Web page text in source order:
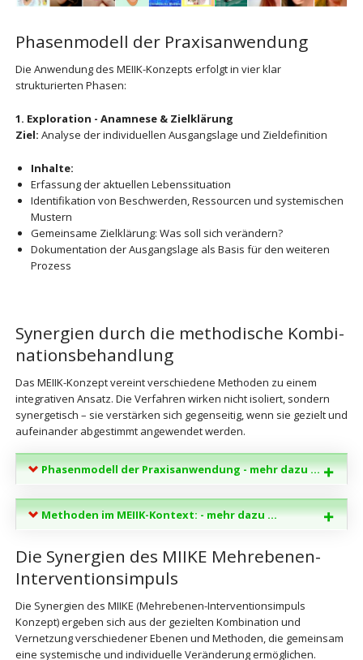
Phasenmodell der Praxisanwendung
Die Anwendung des MEIIK-Konzepts erfolgt in vier klar
strukturierten Phasen:
1. Exploration - Anamnese & Zielklärung
Ziel: Analyse der individuellen Ausgangslage und Zieldefinition
Inhalte:
Erfassung der aktuellen Lebenssituation
Identifikation von Beschwerden, Ressourcen und systemischen
Mustern
Gemeinsame Zielklärung: Was soll sich verändern?
Dokumentation der Ausgangslage als Basis für den weiteren
Prozess
Synergien durch die methodische Kombi­
nations­behandlung
Das MEIIK-Konzept vereint verschiedene Methoden zu einem
integrativen Ansatz. Die Verfahren wirken nicht isoliert, sondern
synergetisch – sie verstärken sich gegenseitig, wenn sie gezielt und
aufeinander abgestimmt angewendet werden.
Phasenmodell der Praxisanwendung - mehr dazu ...
Methoden im MEIIK-Kontext: - mehr dazu ...
Die Synergien des MIIKE Mehrebenen-
Interventionsimpuls
Die Synergien des MIIKE (Mehrebenen-Interventionsimpuls
Konzept) ergeben sich aus der gezielten Kombination und
Vernetzung verschiedener Ebenen und Methoden, die gemeinsam
eine systemische und individuelle Veränderung ermöglichen.